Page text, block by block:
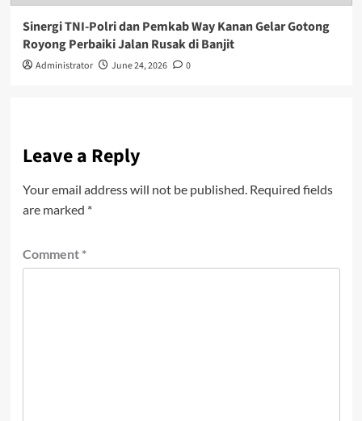
Sinergi TNI-Polri dan Pemkab Way Kanan Gelar Gotong
Royong Perbaiki Jalan Rusak di Banjit
Administrator June 24, 2026 0
Leave a Reply
Your email address will not be published. Required fields
are marked *
Comment *